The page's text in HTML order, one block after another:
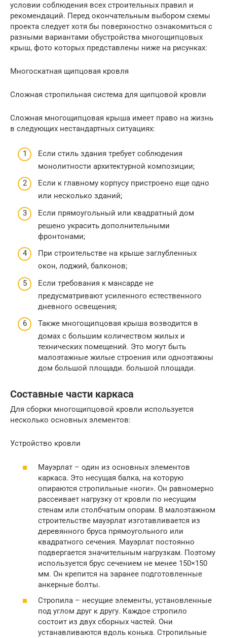
условии соблюдения всех строительных правил и
рекомендаций. Перед окончательным выбором схемы
проекта следует хотя бы поверхностно ознакомиться с
разными вариантами обустройства многощипцовых
крыш, фото которых представлены ниже на рисунках:
Многоскатная щипцовая кровля
Сложная стропильная система для щипцовой кровли
Сложная многощипцовая крыша имеет право на жизнь
в следующих нестандартных ситуациях:
Если стиль здания требует соблюдения
монолитности архитектурной композиции;
Если к главному корпусу пристроено еще одно
или несколько зданий;
Если прямоугольный или квадратный дом
решено украсить дополнительными
фронтонами;
При строительстве на крыше заглубленных
окон, лоджий, балконов;
Если требования к мансарде не
предусматривают усиленного естественного
дневного освещения;
Также многощипцовая крыша возводится в
домах с большим количеством жилых и
технических помещений. Это могут быть
малоэтажные жилые строения или одноэтажны
дом большой площади. большой площади.
Составные части каркаса
Для сборки многощипцовой кровли используется
несколько основных элементов:
Устройство кровли
Мауэрлат – один из основных элементов
каркаса. Это несущая балка, на которую
опираются стропильные «ноги». Он равномерно
рассеивает нагрузку от кровли по несущим
стенам или столбчатым опорам. В малоэтажном
строительстве мауэрлат изготавливается из
деревянного бруса прямоугольного или
квадратного сечения. Мауэрлат постоянно
подвергается значительным нагрузкам. Поэтому
используется брус сечением не менее 150×150
мм. Он крепится на заранее подготовленные
анкерные болты.
Стропила – несущие элементы, установленные
под углом друг к другу. Каждое стропило
состоит из двух сборных частей. Они
устанавливаются вдоль конька. Стропильные